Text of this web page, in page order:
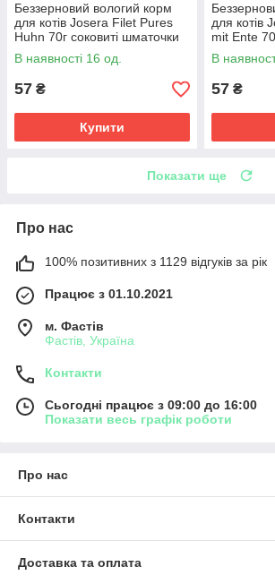
Беззерновий вологий корм
для котів Josera Filet Pures
Huhn 70г соковиті шматочки
курки у курячому бульйоні
для дорослих котів
В наявності 16 од.
57 ₴
Купити
для котів
mit Ente
шматочки
качиних
В
57 ₴
Показати ще
Про нас
100% позитивних з 1129 відгуків за рік
Працює з 01.10.2021
м. Фастів
Фастів, Україна
Контакти
Сьогодні працює з 09:00 до 16:00
Показати весь графік роботи
Про нас
Контакти
Доставка та оплата